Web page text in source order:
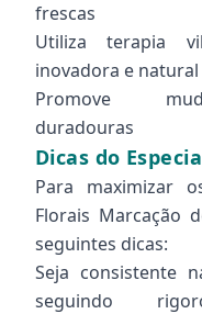
frescas
Utiliza terapia
inovadora e natural
Promove
duradouras
Dicas do
Para maximizar
Florais Marcação
seguintes dicas:
Seja consistente
seguindo